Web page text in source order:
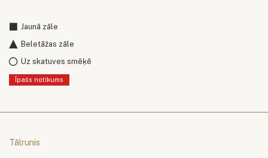
Jaunā zāle
Beletāžas zāle
Uz skatuves smēķē
Īpašs notikums
Tālrunis